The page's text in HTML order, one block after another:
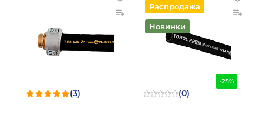
(3)
-25%
Распродажа
Новинки
(0)